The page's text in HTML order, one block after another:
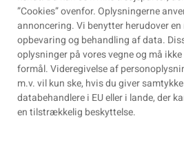
”Cookies” ovenfor. Oplysningerne
annoncering. Vi benytter herudover
opbevaring og behandling af data.
oplysninger på vores vegne og må
formål. Videregivelse af
m.v. vil kun ske, hvis du giver
databehandlere i EU eller i lande, der
en tilstrækkelig beskyttelse.